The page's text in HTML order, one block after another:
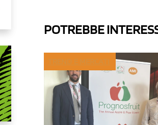
POTREBBE